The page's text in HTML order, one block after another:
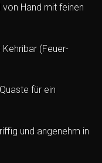
Hand mit feinen
(Feuer-
für ein
und angenehm in